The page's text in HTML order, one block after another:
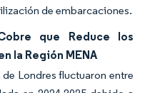
de embarcaciones.
que Reduce los
la Región MENA
Londres fluctuaron entre